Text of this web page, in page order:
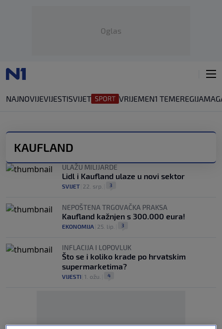
Oglas
NAJNOVIJEVIJESTISVIJET VRIJEMEN1 TEMEREGIJA
KAUFLAND
ULAŽU MILIJARDE
Lidl i Kaufland ulaze u novi sektor
SVIJET 22. srp. 3
NEPOŠTENA TRGOVAČKA PRAKSA
Kaufland kažnjen s 300.000 eura!
EKONOMIJA 25. lip. 3
INFLACIJA I LOPOVLUK
Što se i koliko krade po hrvatskim
supermarketima?
VIJESTI 1. ožu. 4